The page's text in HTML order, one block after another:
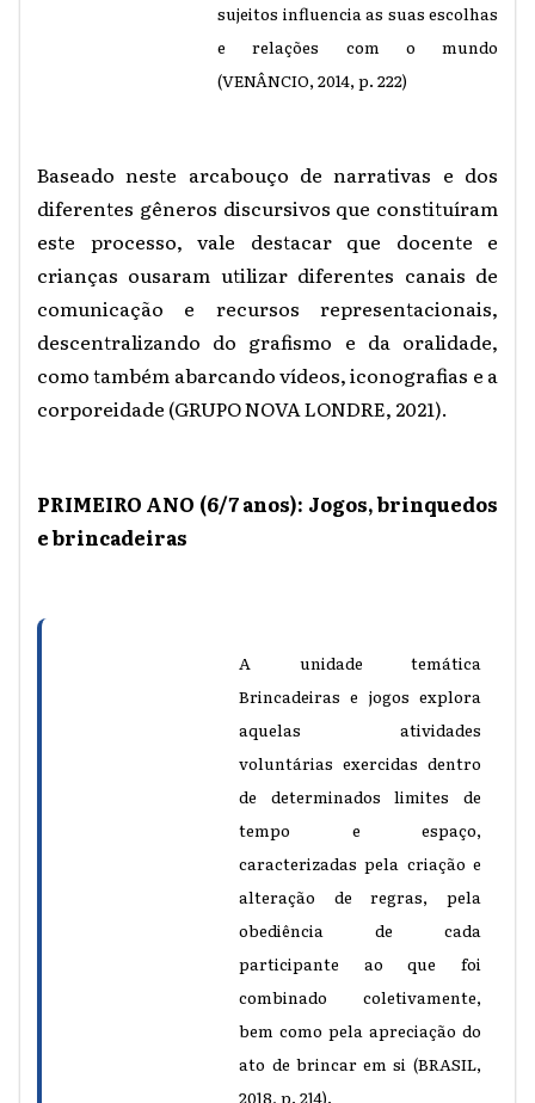
sujeitos influencia as suas escolhas
e relações com o mundo
(VENÂNCIO, 2014, p. 222)
Baseado neste arcabouço de narrativas e dos
diferentes gêneros discursivos que constituíram
este processo, vale destacar que docente e
crianças ousaram utilizar diferentes canais de
comunicação e recursos representacionais,
descentralizando do grafismo e da oralidade,
como também abarcando vídeos, iconografias e a
corporeidade (GRUPO NOVA LONDRE, 2021).
PRIMEIRO ANO (6/7 anos): Jogos, brinquedos
e brincadeiras
A unidade temática
Brincadeiras e jogos explora
aquelas atividades
voluntárias exercidas dentro
de determinados limites de
tempo e espaço,
caracterizadas pela criação e
alteração de regras, pela
obediência de cada
participante ao que foi
combinado coletivamente,
bem como pela apreciação do
ato de brincar em si (BRASIL,
2018, p. 214).